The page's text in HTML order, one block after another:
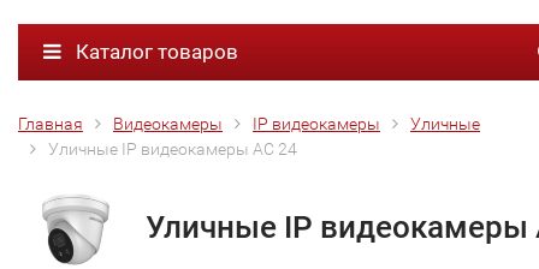
Каталог товаров
Главная Видеокамеры IP видеокамеры
Уличные
Уличные IP видеокамеры AC 24
Уличные IP видеокамеры